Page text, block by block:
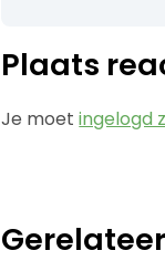
Plaats
Je moetingelogd